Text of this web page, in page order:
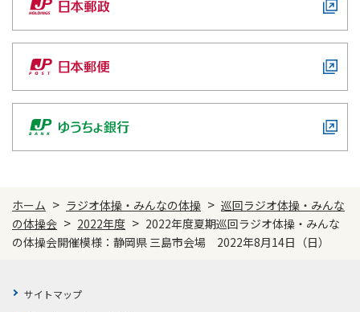
ホーム > ラジオ体操・みんなの体操 > 巡回ラジオ体操・みんな
の体操会 > 2022年度 > 2022年度夏期巡回ラジオ体操・みんな
の体操会開催模様：静岡県 三島市会場 2022年8月14日（日）
サイトマップ